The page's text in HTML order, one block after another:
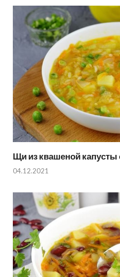
Щи из квашеной
04.12.2021